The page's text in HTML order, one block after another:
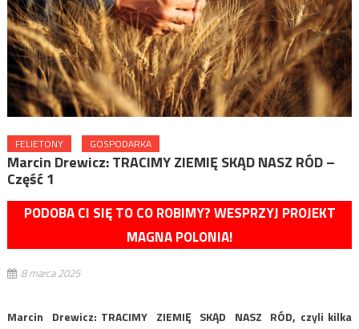
FELIETONY GOSPODARKA
Marcin Drewicz: TRACIMY ZIEMIĘ SKĄD NASZ RÓD –
Część 1
PODOBA CI SIĘ TO CO ROBIMY? WESPRZYJ PROJEKT
MAGNA POLONIA!
8 marca 2025
Marcin Drewicz: TRACIMY ZIEMIĘ SKĄD NASZ RÓD, czyli kilka